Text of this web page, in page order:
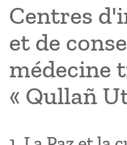
Centres
et de
médecine
« Qullañ